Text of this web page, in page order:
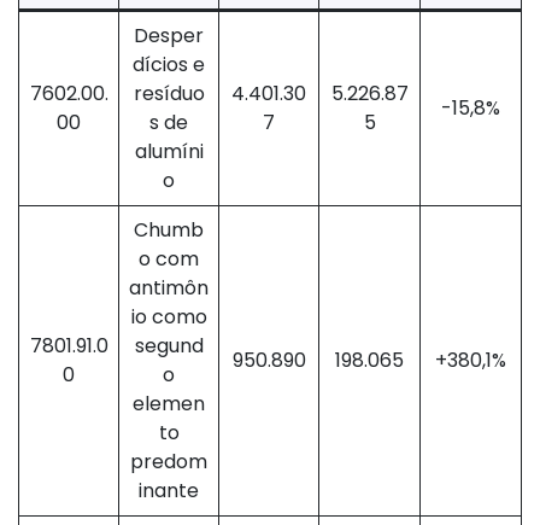
7602.00.
00
Desper
dícios e
resíduo
s de
alumíni
o
4.401.30
7
5.226.87
5
-15,8%
7801.91.0
0
Chumb
o com
antimôn
io como
segund
o
elemen
to
predom
inante
950.890 198.065 +380,1%